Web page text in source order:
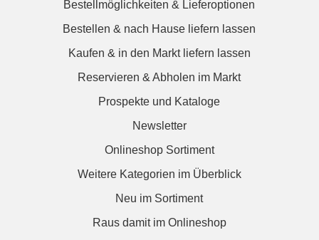
Bestellmöglichkeiten & Lieferoptionen
Bestellen & nach Hause liefern lassen
Kaufen & in den Markt liefern lassen
Reservieren & Abholen im Markt
Prospekte und Kataloge
Newsletter
Onlineshop Sortiment
Weitere Kategorien im Überblick
Neu im Sortiment
Raus damit im Onlineshop